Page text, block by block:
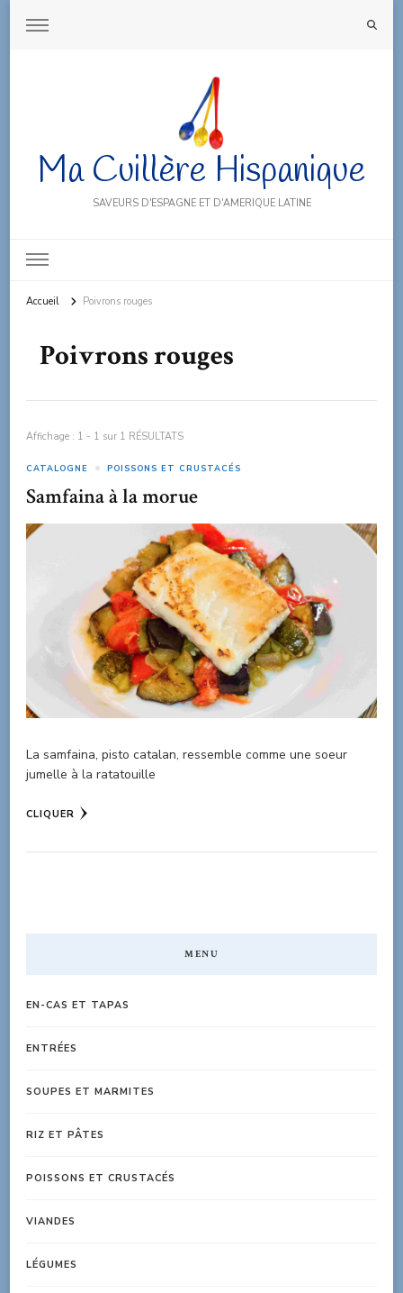
Ma Cuillère Hispanique
SAVEURS D'ESPAGNE ET D'AMERIQUE LATINE
Accueil Poivrons rouges
Poivrons rouges
Affichage : 1 - 1 sur 1 RÉSULTATS
CATALOGNE POISSONS ET CRUSTACÉS
Samfaina à la morue
La samfaina, pisto catalan, ressemble comme une soeur
jumelle à la ratatouille
CLIQUER
MENU
EN-CAS ET TAPAS
ENTRÉES
SOUPES ET MARMITES
RIZ ET PÂTES
POISSONS ET CRUSTACÉS
VIANDES
LÉGUMES